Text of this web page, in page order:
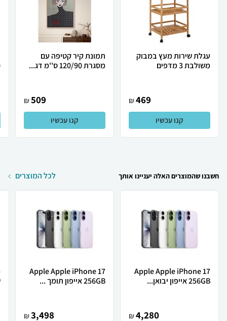
עגלת שירות מעץ במבוק
משולבת 3 מדפים
469
₪
קנו עכשיו
תמונת קיר קטיפה עם
מסגרת 120/90 ס''מ דג...
509
₪
קנו עכשיו
חשבנו שהמוצרים האלה יעניינו אותך לכל המוצרים
Apple Apple iPhone 17
256GB אייפון יבואן...
4,280
₪
Apple Apple iPhone 17
256GB אייפון תומך ...
3,498
₪